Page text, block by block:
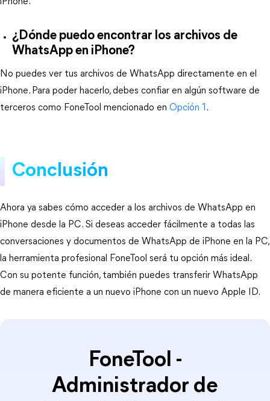
¿Dónde puedo encontrar los archivos de
WhatsApp en iPhone?
No puedes ver tus archivos de WhatsApp directamente en el
iPhone. Para poder hacerlo, debes confiar en algún software de
terceros como FoneTool mencionado en Opción 1 .
Conclusión
Ahora ya sabes cómo acceder a los archivos de WhatsApp en
iPhone desde la PC. Si deseas acceder fácilmente a todas las
conversaciones y documentos de WhatsApp de iPhone en la PC,
la herramienta profesional FoneTool será tu opción más ideal.
Con su potente función, también puedes transferir WhatsApp
de manera eficiente a un nuevo iPhone con un nuevo Apple ID.
FoneTool -
Administrador de